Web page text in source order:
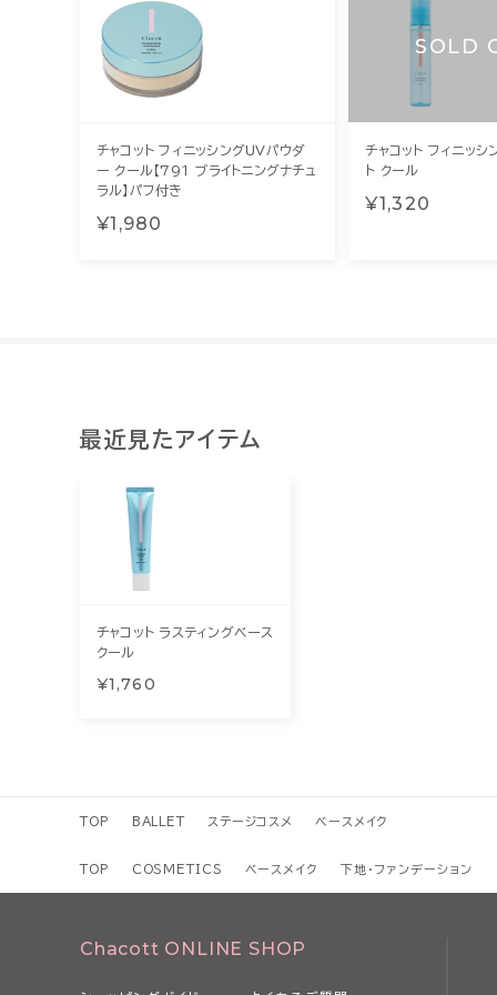
チャコット フィニッシングUVパウダ
ー クール【791 ブライトニングナチュ
ラル】パフ付き
¥1,980
SOLD
チャコット フィニッシ
ト クール
¥1,320
最近見たアイテム
チャコット ラスティングベース
クール
¥1,760
TOP BALLET ステージコスメ ベースメイク
TOP COSMETICS ベースメイク 下地・ファンデーション
Chacott ONLINE SHOP